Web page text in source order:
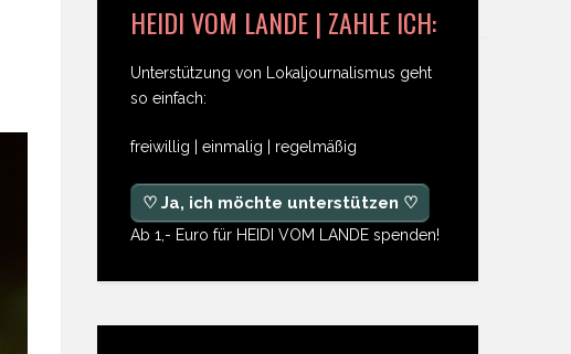
HEIDI VOM LANDE | ZAHLE ICH:
Unterstützung von Lokaljournalismus geht
so einfach:
freiwillig | einmalig | regelmäßig
♡ Ja, ich möchte unterstützen ♡
Ab 1,- Euro für HEIDI VOM LANDE spenden!